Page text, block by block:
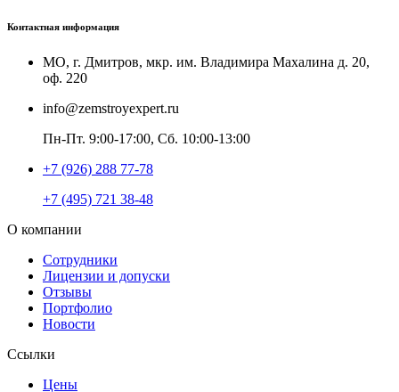
Контактная информация
МО, г. Дмитров, мкр. им. Владимира Махалина д. 20,
оф. 220
info@zemstroyexpert.ru
Пн-Пт. 9:00-17:00, Сб. 10:00-13:00
+7 (926) 288 77-78
+7 (495) 721 38-48
О компании
Сотрудники
Лицензии и допуски
Отзывы
Портфолио
Новости
Ссылки
Цены